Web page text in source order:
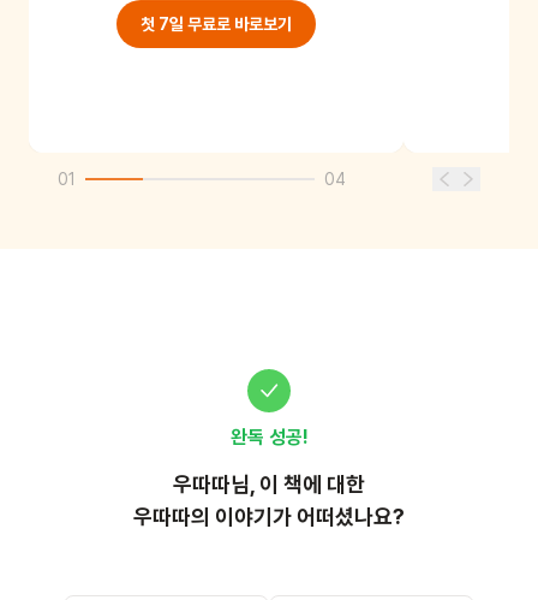
첫 7일 무료로 바로보기
01 04
완독 성공!
우따따님, 이 책에 대한
우따따의 이야기가 어떠셨나요?